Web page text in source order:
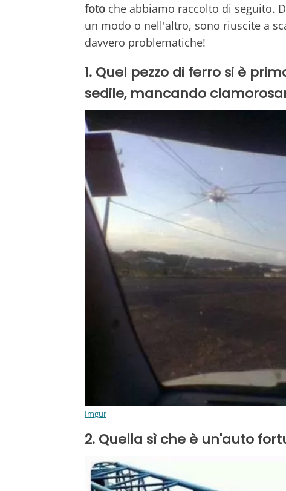
foto che abbiamo raccolto di seguito.
un modo o nell'altro, sono riuscite a
davvero problematiche!
1. Quel pezzo di ferro si è
sedile, mancando
Imgur
2. Quella sì che è un'auto